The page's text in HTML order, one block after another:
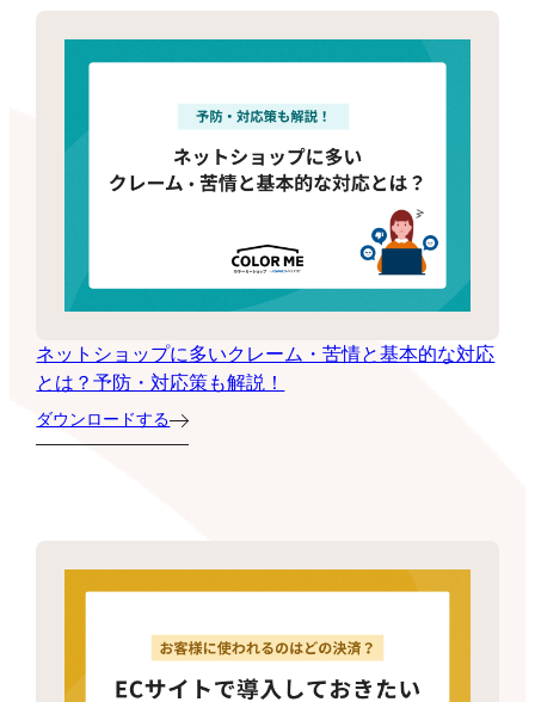
ネットショップに多いクレーム・苦情と基本的な対応
とは？予防・対応策も解説！
ダウンロードする